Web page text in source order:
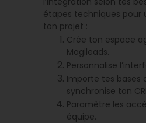
étapes techniques pour
ton projet :
Crée ton espace
Magileads.
Personnalise
Importe tes bases
synchronise ton
Paramètre les
équipe.